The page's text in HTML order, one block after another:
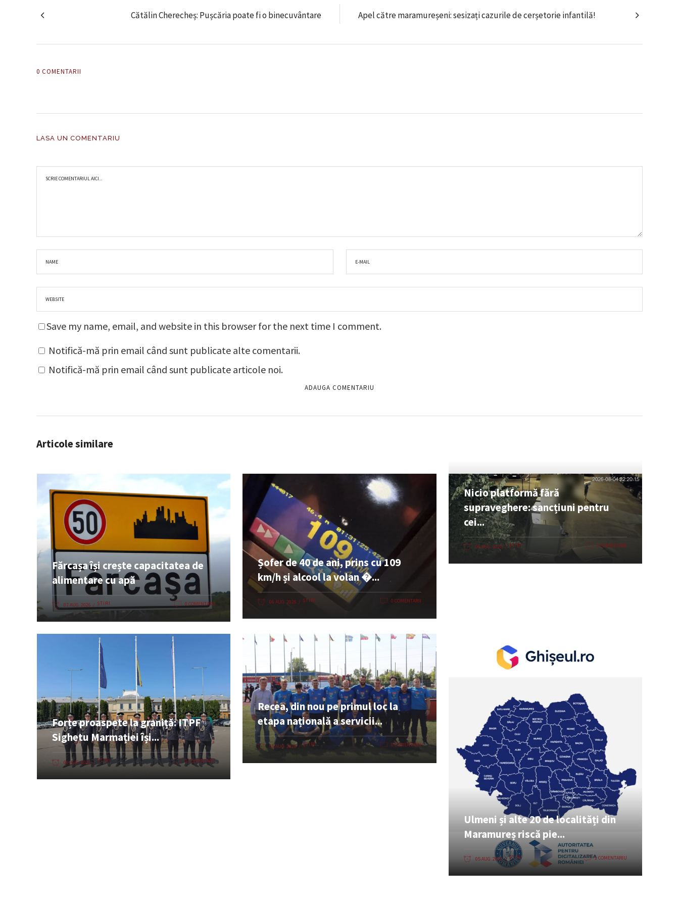
Cătălin Cherecheș: Pușcăria poate fi o binecuvântare Apel către maramureșeni: sesizați cazurile de cerșetorie infantilă!
0 COMENTARII
LASA UN COMENTARIU
Save my name, email, and website in this browser for the next time I comment.
Notifică-mă prin email când sunt publicate alte comentarii.
Notifică-mă prin email când sunt publicate articole noi.
Articole similare
Fărcașa își crește capacitatea de
alimentare cu apă
07 AUG. 2026 ȘTIRI 0 COMENTARII
Șofer de 40 de ani, prins cu 109
km/h și alcool la volan �...
06 AUG. 2026 ȘTIRI 0 COMENTARII
Nicio platformă fără
supraveghere: sancțiuni pentru
cei...
06 AUG. 2026 ȘTIRI 0 COMENTARII
Forțe proaspete la graniță: ITPF
Sighetu Marmației își...
06 AUG. 2026 ȘTIRI 0 COMENTARII
Recea, din nou pe primul loc la
etapa națională a servicii...
05 AUG. 2026 ȘTIRI 0 COMENTARII
Ulmeni și alte 20 de localități din
Maramureș riscă pie...
05 AUG. 2026 ȘTIRI 1 COMENTARIU